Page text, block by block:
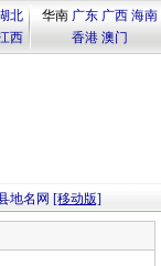
北
西
华南 广东 广西 海南
香港 澳门
地名网 [移动版]